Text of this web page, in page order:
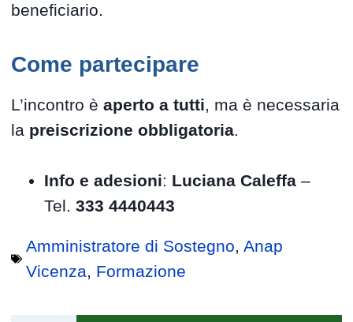
beneficiario.
Come partecipare
L’incontro èaperto a tutti, ma è necessaria
la preiscrizione obbligatoria.
Info e adesioni: Luciana Caleffa –
Tel.333 4440443
Amministratore di Sostegno,Anap
Vicenza, Formazione